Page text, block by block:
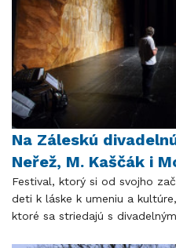
Na Záleskú
Neřež, M. Kaščák i
Festival, ktorý si od svojho
deti k láske k umeniu a
ktoré sa striedajú s